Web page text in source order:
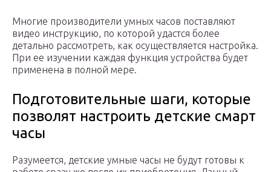
Многие производители умных часов поставляют
видео инструкцию, по которой удастся более
детально рассмотреть, как осуществляется настройка.
При ее изучении каждая функция устройства будет
применена в полной мере.
Подготовительные шаги, которые
позволят настроить детские смарт
часы
Разумеется, детские умные часы не будут готовы к